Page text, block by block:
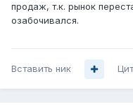
продаж, т.к. рынок
озабочивался.
Вставить ник